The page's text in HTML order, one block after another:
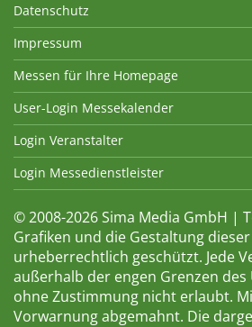
Datenschutz
Impressum
Messen für Ihre Homepage
User-Login Messekalender
Login Veranstalter
Login Messedienstleister
© 2008-2026 Sima Media GmbH |
Grafiken und die Gestaltung
urheberrechtlich geschützt. Jede
außerhalb der engen Grenzen
ohne Zustimmung nicht erlaubt.
Vorwarnung abgemahnt. Die